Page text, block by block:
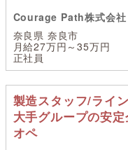
Courage Path株式会社
奈良県 奈良市
月給27万円～35万円
正社員
製造スタッフ/ライ
大手グループの安
オペ